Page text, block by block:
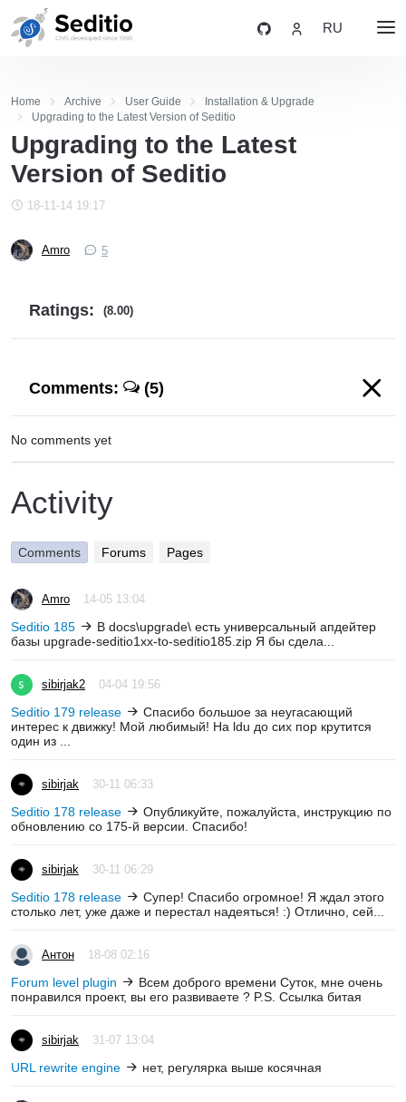
RU
Home Archive User Guide
Installation & Upgrade
Upgrading to the Latest Version of Seditio
Upgrading to the Latest
Version of Seditio
18-11-14 19:17
Amro 5
Ratings: (8.00)
Comments: (5)
No comments yet
Activity
Comments Forums Pages
Amro 14-05 13:04
Seditio 185
В docs\upgrade\ есть универсальный апдейтер
базы upgrade-seditio1xx-to-seditio185.zip Я бы сдела...
sibirjak2 04-04 19:56
Seditio 179 release
Спасибо большое за неугасающий
интерес к движку! Мой любимый! На ldu до сих пор крутится
один из ...
sibirjak 30-11 06:33
Seditio 178 release
Опубликуйте, пожалуйста, инструкцию по
обновлению со 175-й версии. Спасибо!
sibirjak 30-11 06:29
Seditio 178 release
Супер! Спасибо огромное! Я ждал этого
столько лет, уже даже и перестал надеяться! :) Отлично, сей...
Антон 18-08 02:16
Forum level plugin
Всем доброго времени Суток, мне очень
понравился проект, вы его развиваете ? P.S. Ссылка битая
sibirjak 31-07 13:04
URL rewrite engine нет, регулярка выше косячная